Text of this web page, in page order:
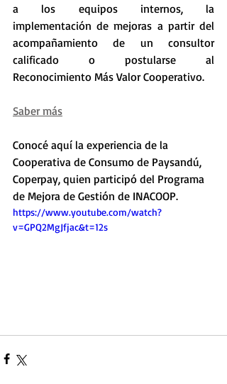
a los equipos internos, la
implementación de mejoras a partir del
acompañamiento de un consultor
calificado o postularse al
Reconocimiento Más Valor Cooperativo.
Saber más
Conocé aquí la experiencia de la
Cooperativa de Consumo de Paysandú,
Coperpay, quien participó del Programa
de Mejora de Gestión de INACOOP.
https://www.youtube.com/watch?
v=GPQ2MgJfjac&t=12s